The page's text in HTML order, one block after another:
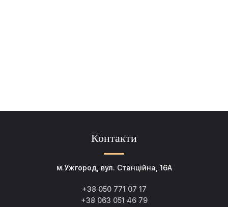
Контакти
м.Ужгород, вул. Станційна, 16А
+38 050 771 07 17
+38 063 051 46 79